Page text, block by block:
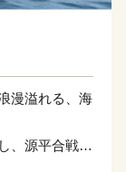
漫溢れる、海
、源平合戦や